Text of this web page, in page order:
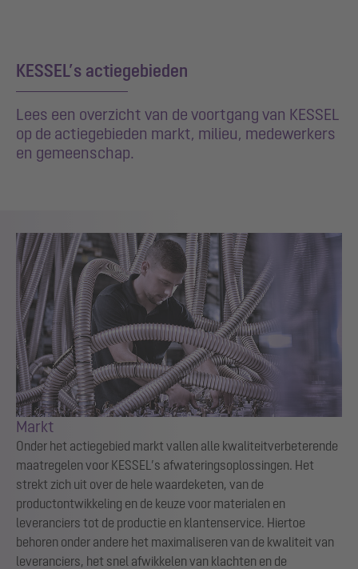
KESSEL’s actiegebieden
Lees een overzicht van de voortgang van KESSEL
op de actiegebieden markt, milieu, medewerkers
en gemeenschap.
Markt
Onder het actiegebied markt vallen alle kwaliteitverbeterende
maatregelen voor KESSEL’s afwateringsoplossingen. Het
strekt zich uit over de hele waardeketen, van de
productontwikkeling en de keuze voor materialen en
leveranciers tot de productie en klantenservice. Hiertoe
behoren onder andere het maximaliseren van de kwaliteit van
leveranciers, het snel afwikkelen van klachten en de